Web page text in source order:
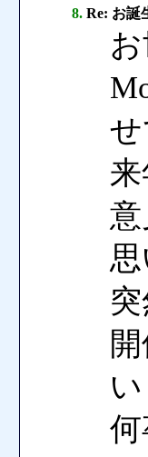
8. Re: お誕
思
い